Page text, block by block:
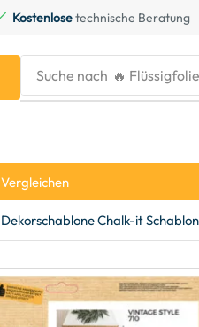
Kostenlosetechnische Beratung
Suche nach
Vergleichen
Dekorschablone Chalk-it